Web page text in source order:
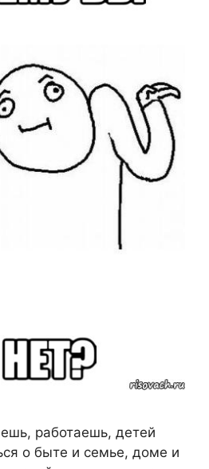
работаешь, детей
о быте и семье, доме и